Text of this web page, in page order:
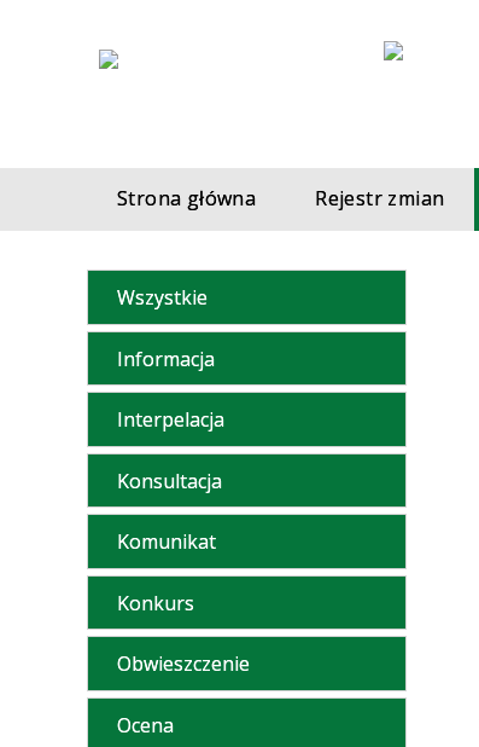
Strona główna Rejestr zmian
Wszystkie
Informacja
Interpelacja
Konsultacja
Komunikat
Konkurs
Obwieszczenie
Ocena